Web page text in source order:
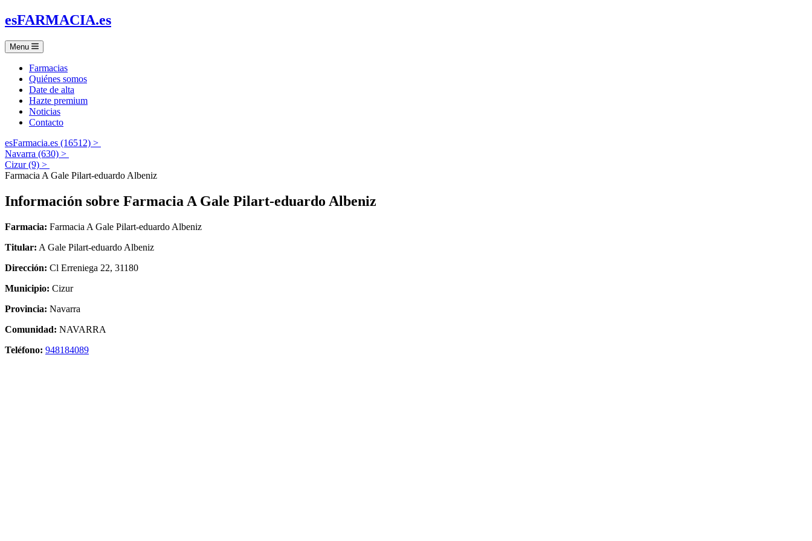
esFARMACIA.es
Menu
Farmacias
Quiénes somos
Date de alta
Hazte premium
Noticias
Contacto
esFarmacia.es (16512) >
Navarra (630) >
Cizur (9) >
Farmacia A Gale Pilart-eduardo Albeniz
Información sobre Farmacia A Gale Pilart-eduardo Albeniz
Farmacia: Farmacia A Gale Pilart-eduardo Albeniz
Titular: A Gale Pilart-eduardo Albeniz
Dirección: Cl Erreniega 22, 31180
Municipio: Cizur
Provincia: Navarra
Comunidad: NAVARRA
Teléfono: 948184089